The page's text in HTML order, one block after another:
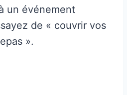
un événement
de « couvrir vos
».